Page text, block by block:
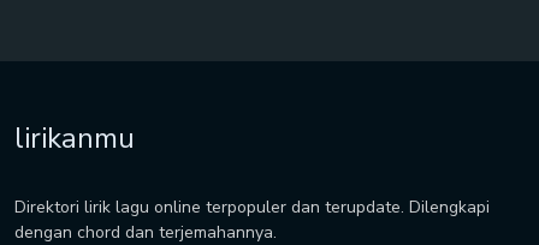
lirikanmu
Direktori lirik lagu online terpopuler dan terupdate. Dilengkapi
dengan chord dan terjemahannya.